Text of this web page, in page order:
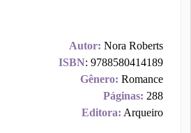
Autor: Nora Roberts
ISBN: 9788580414189
Gênero: Romance
Páginas: 288
Editora: Arqueiro